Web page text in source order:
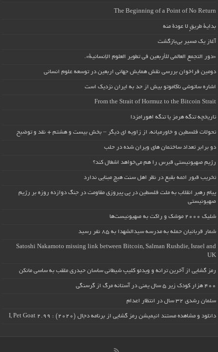
The Beginning of a Point of No Return
بداية طريقٍ لا عودة منه
آغاز یک مسیر بی‌بازگشت
«دور التجمع العالمي للأربعين في تطوير العلوم الإنسانية».
دومین فراخوان بررسی نقش همایش جهانی اربعین در توسعه علوم انسانی
اشاره ساتوشی ناکاموتو بیش از حد به ایران نزدیک است
From the Strait of Hormuz to the Bitcoin Strait
تاریخچه تنگه هرمز یا تنگه اهورامزدا
تحولات فلسطین و خاورمیانه، از زاویه ای دیگر – بخش بیست و هشتم + نقد و توضیح
دو برابر تعداد ساختمان های ویران شده در حلب
رژیم صهیونیستی قبرس را هم می‌خواهد اشغال کند؟
تخریب قبور ائمه بقیع در نظر اهل سنت هیچ مبنایی ندارد
پیام رهبر انقلاب به ملت فلسطین در پی پیروزی مقاومت در جنگ دوازده روزه بر رژیم
صهیونیستی
شلیک ۲۰۰۰ موشک و راکت به صهیونیست‌ها
شمار قربانیان حمله به مدرسه سیدالشهدا به ۸۵ نفر رسید
Satoshi Nakamoto missing link between Bitcoin, Salman Rushdie, Israel and
UK
رمز گشایی از آخرین ترانه و ویدئو کلیپ شیطانی ساسان حیدری ملقب به ساسی مانکن
۴۰۰ هزار کودک زیر ۵ سال یمنی در آستانه مرگ از گرسنگی
سلمان رشدی ۳۲ سال در انتظار اعدام
دانلود و مشاهده مستند انیمیشن رمز گشایی از برنامه دجال (۲۰۲۰) : I, Pet Goat 2.99